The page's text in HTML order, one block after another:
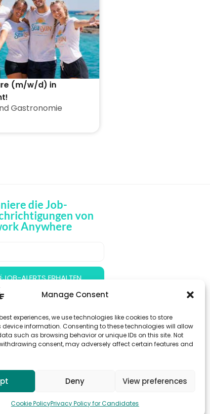
Manage Consent
experiences, we use technologies like cookies to store
information. Consenting to these technologies will allow
such as browsing behavior or unique IDs on this site. Not
consent, may adversely affect certain features and
Deny View preferences
Cookie PolicyPrivacy Policy for Candidates
(m/w/d) in
Gastronomie
die Job-
von
Anywhere
ALERTS ERHALTEN